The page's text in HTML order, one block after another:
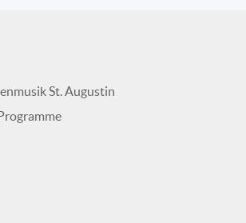
St. Augustin